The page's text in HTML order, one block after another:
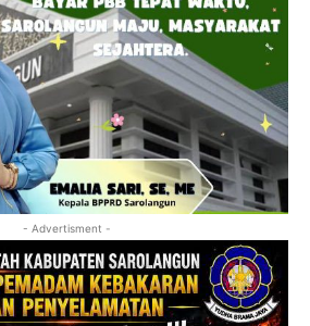
- Advertisment -